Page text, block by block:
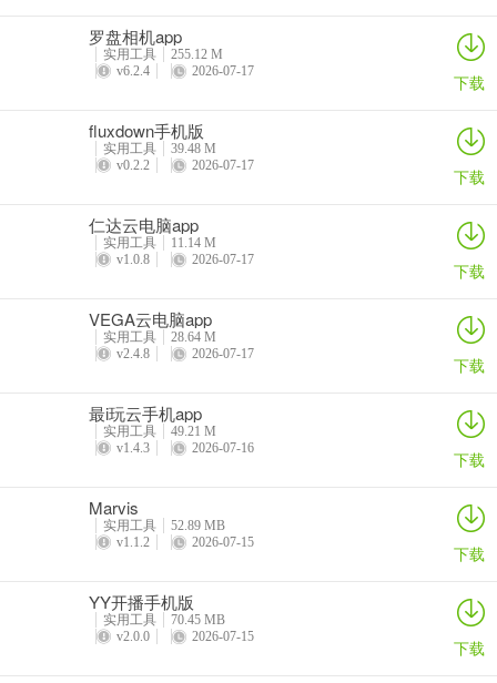
罗盘相机app
实用工具
255.12 M
v6.2.4
2026-07-17 下载
fluxdown手机版
实用工具
39.48 M
v0.2.2
2026-07-17 下载
仁达云电脑app
实用工具
11.14 M
v1.0.8
2026-07-17 下载
VEGA云电脑app
实用工具
28.64 M
v2.4.8
2026-07-17 下载
最i玩云手机app
实用工具
49.21 M
v1.4.3
2026-07-16 下载
Marvis
实用工具
52.89 MB
v1.1.2
2026-07-15 下载
YY开播手机版
实用工具
70.45 MB
v2.0.0
2026-07-15 下载